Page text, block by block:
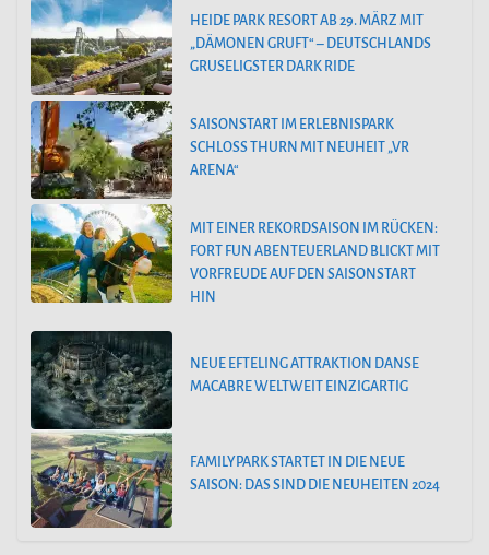
HEIDE PARK RESORT AB 29. MÄRZ MIT
„DÄMONEN GRUFT“ – DEUTSCHLANDS
GRUSELIGSTER DARK RIDE
SAISONSTART IM ERLEBNISPARK
SCHLOSS THURN MIT NEUHEIT „VR
ARENA“
MIT EINER REKORDSAISON IM RÜCKEN:
FORT FUN ABENTEUERLAND BLICKT MIT
VORFREUDE AUF DEN SAISONSTART
HIN
NEUE EFTELING ATTRAKTION DANSE
MACABRE WELTWEIT EINZIGARTIG
FAMILYPARK STARTET IN DIE NEUE
SAISON: DAS SIND DIE NEUHEITEN 2024